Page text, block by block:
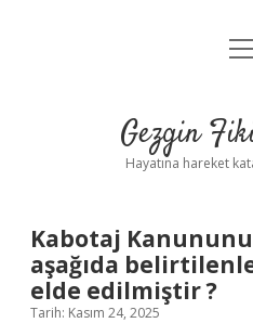
Yasal
Gezgin
Hayatına hareket
Kabotaj
aşağıda
elde edilmiştir ?
Tarih: Kasım 24, 2025